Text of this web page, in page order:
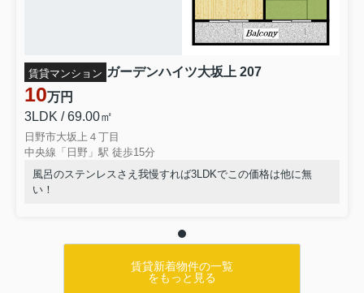
賃貸マンション ガーデンハイツ大坂上 207
10万円
3LDK / 69.00㎡
日野市大坂上４丁目
中央線「日野」駅 徒歩15分
風呂のステンレスさえ我慢すれば3LDKでこの価格は他に無
い！
賃貸新着物件の一覧
をもっと見る